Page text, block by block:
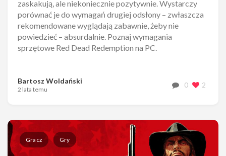
zaskakują, ale niekoniecznie pozytywnie. Wystarczy
porównać je do wymagań drugiej odsłony – zwłaszcza
rekomendowane wyglądają zabawnie, żeby nie
powiedzieć – absurdalnie. Poznaj wymagania
sprzętowe Red Dead Redemption na PC.
Bartosz Woldański
2 lata temu
0 2
Gracz Gry